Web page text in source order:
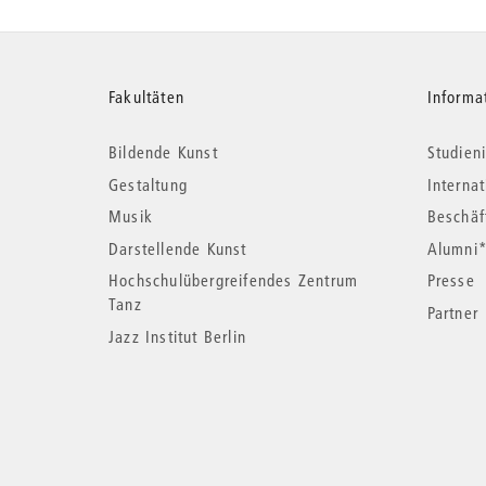
Weitere
Informationen
Fakultäten
Bildende Kunst
Gestaltung
Musik
Darstellende Kunst
Hochschulübergreifendes Zentrum
Tanz
Jazz Institut Berlin
Presse
Partner